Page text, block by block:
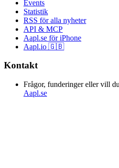
Events
Statistik
RSS för alla nyheter
API & MCP
Aapl.se för iPhone
Aapl.io 🇬🇧
Kontakt
Frågor, funderinger eller vill
Aapl.se